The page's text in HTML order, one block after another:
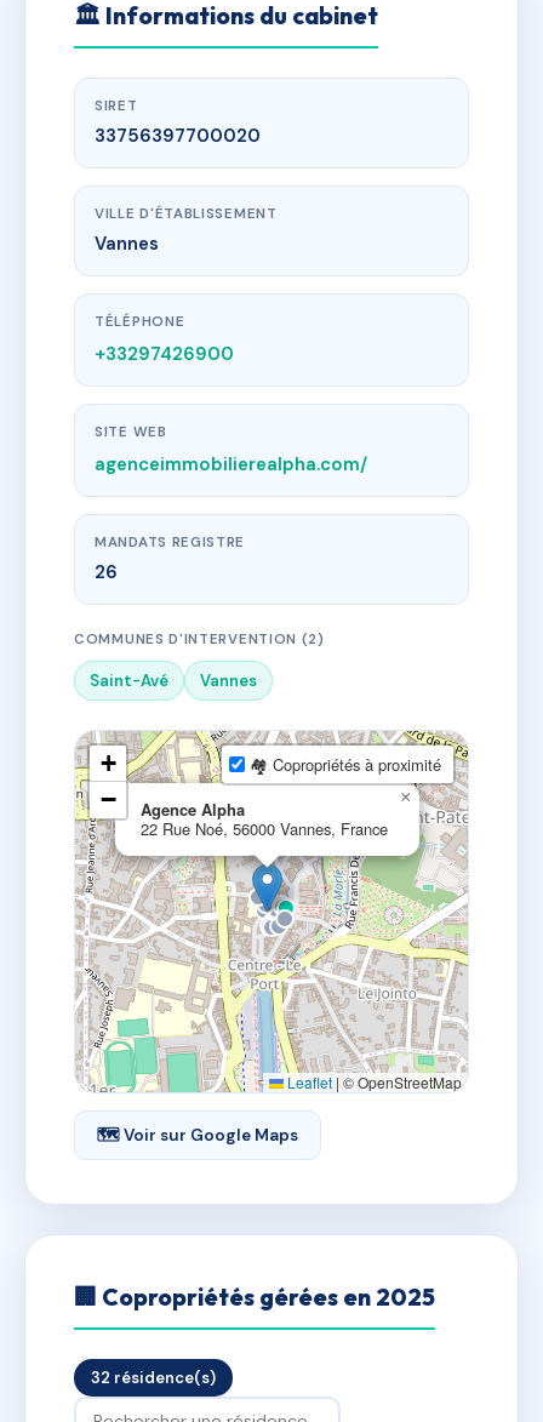
🏛 Informations du cabinet
SIRET
33756397700020
VILLE D'ÉTABLISSEMENT
Vannes
TÉLÉPHONE
+33297426900
SITE WEB
agenceimmobilierealpha.com/
MANDATS REGISTRE
26
COMMUNES D'INTERVENTION (2)
Saint-Avé Vannes
Agence Alpha
22 Rue Noé, 56000 Vannes, France
×
+
−
🏘 Copropriétés à proximité
Leaflet | © OpenStreetMap
🗺 Voir sur Google Maps
🏢 Copropriétés gérées en 2025
32 résidence(s)